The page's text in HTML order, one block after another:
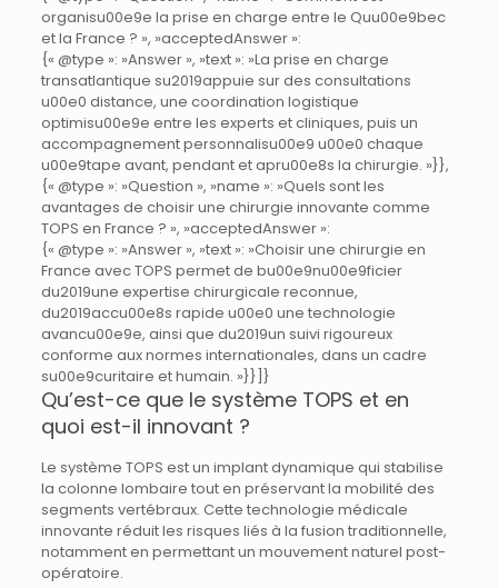
organisu00e9e la prise en charge entre le Quu00e9bec
et la France ? », »acceptedAnswer »:
{« @type »: »Answer », »text »: »La prise en charge
transatlantique su2019appuie sur des consultations
u00e0 distance, une coordination logistique
optimisu00e9e entre les experts et cliniques, puis un
accompagnement personnalisu00e9 u00e0 chaque
u00e9tape avant, pendant et apru00e8s la chirurgie. »}},
{« @type »: »Question », »name »: »Quels sont les
avantages de choisir une chirurgie innovante comme
TOPS en France ? », »acceptedAnswer »:
{« @type »: »Answer », »text »: »Choisir une chirurgie en
France avec TOPS permet de bu00e9nu00e9ficier
du2019une expertise chirurgicale reconnue,
du2019accu00e8s rapide u00e0 une technologie
avancu00e9e, ainsi que du2019un suivi rigoureux
conforme aux normes internationales, dans un cadre
su00e9curitaire et humain. »}}]}
Qu’est-ce que le système TOPS et en
quoi est-il innovant ?
Le système TOPS est un implant dynamique qui stabilise
la colonne lombaire tout en préservant la mobilité des
segments vertébraux. Cette technologie médicale
innovante réduit les risques liés à la fusion traditionnelle,
notamment en permettant un mouvement naturel post-
opératoire.